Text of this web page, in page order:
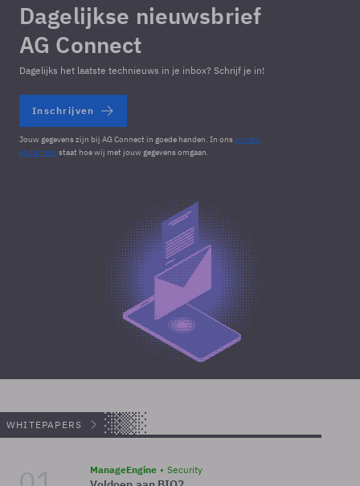
Dagelijkse nieuwsbrief
AG Connect
Dagelijks het laatste technieuws in je inbox? Schrijf je in!
Inschrijven
Jouw gegevens zijn bij AG Connect in goede handen. In ons privacy
statement staat hoe wij met jouw gegevens omgaan.
WHITEPAPERS
ManageEngine Security